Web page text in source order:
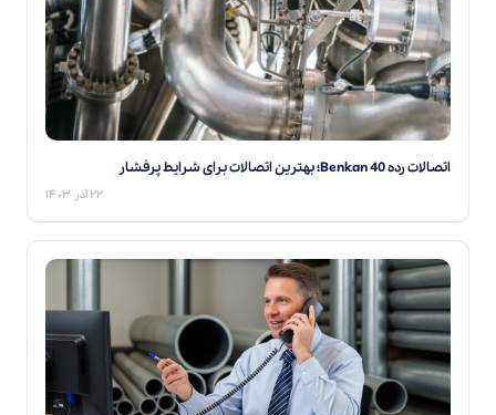
اتصالات رده 40 Benkan؛ بهترین اتصالات برای شرایط پرفشار
۲۲ آذر ۱۴۰۳